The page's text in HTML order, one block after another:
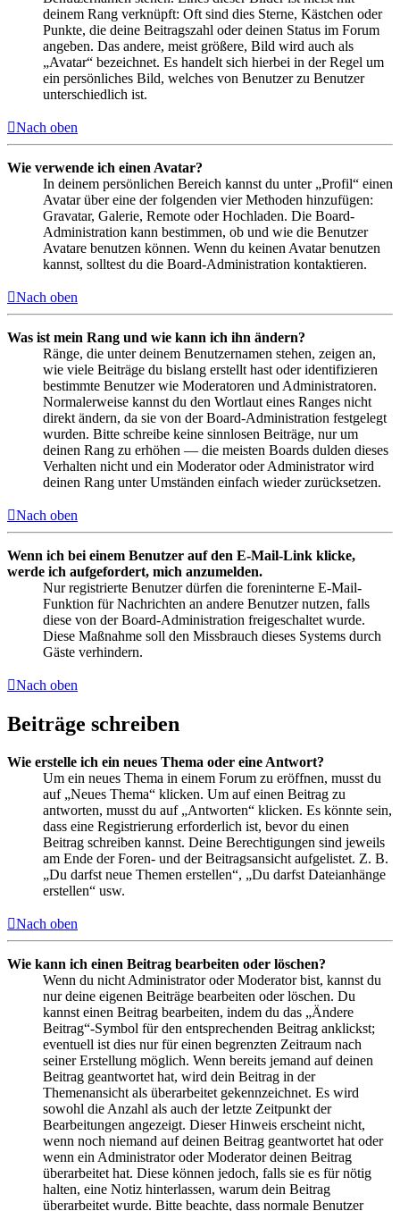
deinem Rang verknüpft: Oft sind dies Sterne, Kästchen oder
Punkte, die deine Beitragszahl oder deinen Status im Forum
angeben. Das andere, meist größere, Bild wird auch als
„Avatar“ bezeichnet. Es handelt sich hierbei in der Regel um
ein persönliches Bild, welches von Benutzer zu Benutzer
unterschiedlich ist.
Nach oben
Wie verwende ich einen Avatar?
In deinem persönlichen Bereich kannst du unter „Profil“ einen
Avatar über eine der folgenden vier Methoden hinzufügen:
Gravatar, Galerie, Remote oder Hochladen. Die Board-
Administration kann bestimmen, ob und wie die Benutzer
Avatare benutzen können. Wenn du keinen Avatar benutzen
kannst, solltest du die Board-Administration kontaktieren.
Nach oben
Was ist mein Rang und wie kann ich ihn ändern?
Ränge, die unter deinem Benutzernamen stehen, zeigen an,
wie viele Beiträge du bislang erstellt hast oder identifizieren
bestimmte Benutzer wie Moderatoren und Administratoren.
Normalerweise kannst du den Wortlaut eines Ranges nicht
direkt ändern, da sie von der Board-Administration festgelegt
wurden. Bitte schreibe keine sinnlosen Beiträge, nur um
deinen Rang zu erhöhen — die meisten Boards dulden dieses
Verhalten nicht und ein Moderator oder Administrator wird
deinen Rang unter Umständen einfach wieder zurücksetzen.
Nach oben
Wenn ich bei einem Benutzer auf den E-Mail-Link klicke,
werde ich aufgefordert, mich anzumelden.
Nur registrierte Benutzer dürfen die foreninterne E-Mail-
Funktion für Nachrichten an andere Benutzer nutzen, falls
diese von der Board-Administration freigeschaltet wurde.
Diese Maßnahme soll den Missbrauch dieses Systems durch
Gäste verhindern.
Nach oben
Beiträge schreiben
Wie erstelle ich ein neues Thema oder eine Antwort?
Um ein neues Thema in einem Forum zu eröffnen, musst du
auf „Neues Thema“ klicken. Um auf einen Beitrag zu
antworten, musst du auf „Antworten“ klicken. Es könnte sein,
dass eine Registrierung erforderlich ist, bevor du einen
Beitrag schreiben kannst. Deine Berechtigungen sind jeweils
am Ende der Foren- und der Beitragsansicht aufgelistet. Z. B.
„Du darfst neue Themen erstellen“, „Du darfst Dateianhänge
erstellen“ usw.
Nach oben
Wie kann ich einen Beitrag bearbeiten oder löschen?
Wenn du nicht Administrator oder Moderator bist, kannst du
nur deine eigenen Beiträge bearbeiten oder löschen. Du
kannst einen Beitrag bearbeiten, indem du das „Ändere
Beitrag“-Symbol für den entsprechenden Beitrag anklickst;
eventuell ist dies nur für einen begrenzten Zeitraum nach
seiner Erstellung möglich. Wenn bereits jemand auf deinen
Beitrag geantwortet hat, wird dein Beitrag in der
Themenansicht als überarbeitet gekennzeichnet. Es wird
sowohl die Anzahl als auch der letzte Zeitpunkt der
Bearbeitungen angezeigt. Dieser Hinweis erscheint nicht,
wenn noch niemand auf deinen Beitrag geantwortet hat oder
wenn ein Administrator oder Moderator deinen Beitrag
überarbeitet hat. Diese können jedoch, falls sie es für nötig
halten, eine Notiz hinterlassen, warum dein Beitrag
überarbeitet wurde. Bitte beachte, dass normale Benutzer